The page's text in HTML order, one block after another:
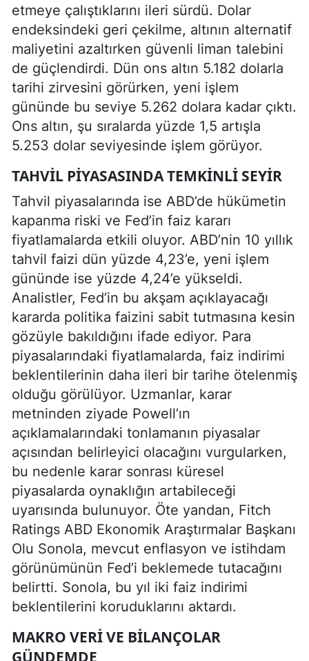
etmeye çalıştıklarını ileri sürdü. Dolar
endeksindeki geri çekilme, altının alternatif
maliyetini azaltırken güvenli liman talebini
de güçlendirdi. Dün ons altın 5.182 dolarla
tarihi zirvesini görürken, yeni işlem
gününde bu seviye 5.262 dolara kadar çıktı.
Ons altın, şu sıralarda yüzde 1,5 artışla
5.253 dolar seviyesinde işlem görüyor.
TAHVIL PIYASASINDA TEMKINLI SEYIR
Tahvil piyasalarında ise ABD’de hükümetin
kapanma riski ve Fed’in faiz kararı
fiyatlamalarda etkili oluyor. ABD’nin 10 yıllık
tahvil faizi dün yüzde 4,23’e, yeni işlem
gününde ise yüzde 4,24’e yükseldi.
Analistler, Fed’in bu akşam açıklayacağı
kararda politika faizini sabit tutmasına kesin
gözüyle bakıldığını ifade ediyor. Para
piyasalarındaki fiyatlamalarda, faiz indirimi
beklentilerinin daha ileri bir tarihe ötelenmiş
olduğu görülüyor. Uzmanlar, karar
metninden ziyade Powell’ın
açıklamalarındaki tonlamanın piyasalar
açısından belirleyici olacağını vurgularken,
bu nedenle karar sonrası küresel
piyasalarda oynaklığın artabileceği
uyarısında bulunuyor. Öte yandan, Fitch
Ratings ABD Ekonomik Araştırmalar Başkanı
Olu Sonola, mevcut enflasyon ve istihdam
görünümünün Fed’i beklemede tutacağını
belirtti. Sonola, bu yıl iki faiz indirimi
beklentilerini koruduklarını aktardı.
MAKRO VERI VE BILANÇOLAR
GÜNDEMDE